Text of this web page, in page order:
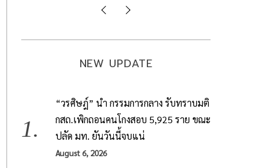
NEW UPDATE
“วรศิษฎ์” นำ กรรมการกลาง รับทราบมติ
กสถ.เพิกถอนคนโกงสอบ 5,925 ราย ขณะ
ปลัด มท. ยันวันนี้จบแน่
August 6, 2026